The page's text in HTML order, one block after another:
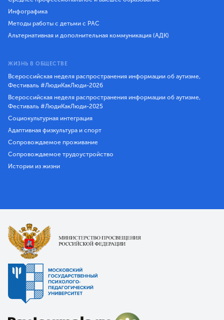
Инфографика
Методы работы с детьми с РАС
Альтернативная и дополнительная коммуникация (АДК)
ЖИЗНЬ В ОБЩЕСТВЕ
Всероссийская неделя распространения информации об аутизме,
Фестиваль #ЛюдиКакЛюди-2026
Всероссийская неделя распространения информации об аутизме,
Фестиваль #ЛюдиКакЛюди-2025
Социокультурная интеграция
Адаптивная физкультура и спорт
Сопровождаемое проживание
Сопровождаемое трудоустройство
Истории из жизни